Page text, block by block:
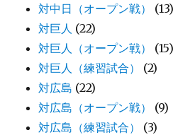
対中日（オープン戦）
(13)
対巨人 (22)
対巨人（オープン戦）
(15)
対巨人（練習試合）
(2)
対広島 (22)
対広島（オープン戦）
(9)
対広島（練習試合）
(3)